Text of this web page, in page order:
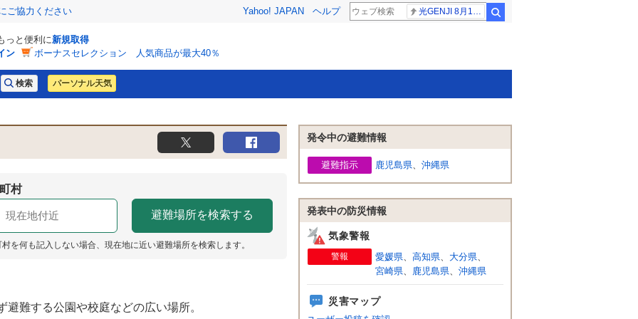
ご協力ください Yahoo! JAPAN ヘルプ
っと便利に新規取得
ン
ボーナスセレクション 人気商品が最大40％
パーソナル天気
村
を何も記入しない場合、現在地に近い避難場所を検索します。
避難する公園や校庭などの広い場所。
発令中の避難情報
避難指示 鹿児島県、 沖縄県
発表中の防災情報
気象警報
警報 愛媛県、 高知県、 大分県、
宮崎県、 鹿児島県、 沖縄県
災害マップ